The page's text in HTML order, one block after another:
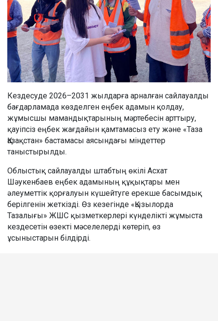
Кездесуде 2026–2031 жылдарға арналған сайлауалды
бағдарламада көзделген еңбек адамын қолдау,
жұмысшы мамандықтарының мәртебесін арттыру,
қауіпсіз еңбек жағдайын қамтамасыз ету және «Таза
Қазақстан» бастамасы аясындағы міндеттер
таныстырылды.
Облыстық сайлауалды штабтың өкілі Асхат
Шәукенбаев еңбек адамының құқықтары мен
әлеуметтік қорғалуын күшейтуге ерекше басымдық
берілгенін жеткізді. Өз кезегінде «Қызылорда
Тазалығы» ЖШС қызметкерлері күнделікті жұмыста
кездесетін өзекті мәселелерді көтеріп, өз
ұсыныстарын білдірді.